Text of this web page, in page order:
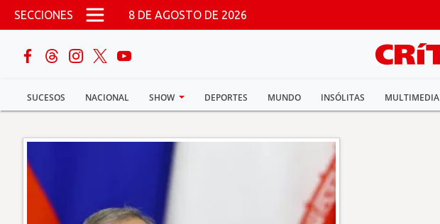
Pasar al contenido principal
SECCIONES 8 DE AGOSTO DE 2026
SUCESOS NACIONAL SHOW DEPORTES MUNDO INSÓLITAS MULTIMEDIA
buscar
Sucesos
Nacional
Política